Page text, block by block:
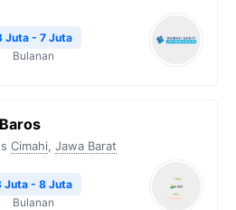
Juta - 7 Juta
Bulanan
Cimahi, Jawa Barat
Juta - 8 Juta
Bulanan